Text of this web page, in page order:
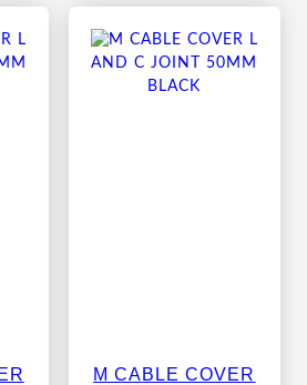
M CABLE COVER